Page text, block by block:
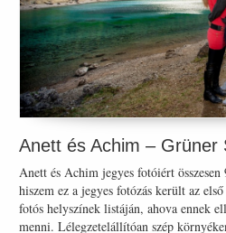
Anett és Achim – Grüner
Anett és Achim jegyes fotóiért
hiszem ez a jegyes fotózás került az
fotós helyszínek listáján, ahova ennek
menni. Lélegzetelállítóan szép